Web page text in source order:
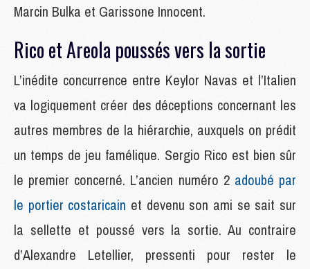
Marcin Bulka et Garissone Innocent.
Rico et Areola poussés vers la sortie
L’inédite concurrence entre Keylor Navas et l’Italien
va logiquement créer des déceptions concernant les
autres membres de la hiérarchie, auxquels on prédit
un temps de jeu famélique. Sergio Rico est bien sûr
le premier concerné. L’ancien numéro 2 adoubé par
le portier costaricain et devenu son ami se sait sur
la sellette et poussé vers la sortie. Au contraire
d’Alexandre Letellier, pressenti pour rester le